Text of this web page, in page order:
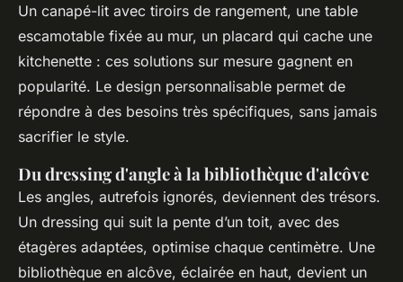
Un canapé-lit avec tiroirs de rangement, une table
escamotable fixée au mur, un placard qui cache une
kitchenette : ces solutions sur mesure gagnent en
popularité. Le design personnalisable permet de
répondre à des besoins très spécifiques, sans jamais
sacrifier le style.
Du dressing d'angle à la bibliothèque d'alcôve
Les angles, autrefois ignorés, deviennent des trésors.
Un dressing qui suit la pente d’un toit, avec des
étagères adaptées, optimise chaque centimètre. Une
bibliothèque en alcôve, éclairée en haut, devient un